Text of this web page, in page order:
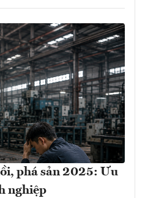
phá sản 2025: Ưu
nghiệp